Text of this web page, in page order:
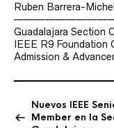
Ruben Barrera-Michel
Guadalajara Section
IEEE R9 Foundation
Admission &
Nuevos IEEE
Member en la